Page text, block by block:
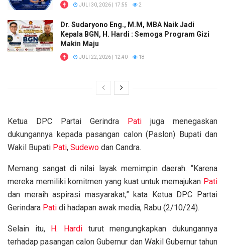
JULI 30, 2026 | 17:55 2
Dr. Sudaryono Eng., M.M, MBA Naik Jadi
Kepala BGN, H. Hardi : Semoga Program Gizi
Makin Maju
JULI 22, 2026 | 12:40 18
Ketua DPC Partai Gerindra Pati juga menegaskan
dukungannya kepada pasangan calon (Paslon) Bupati dan
Wakil Bupati Pati, Sudewo dan Candra.
Memang sangat di nilai layak memimpin daerah. “Karena
mereka memiliki komitmen yang kuat untuk memajukan Pati
dan meraih aspirasi masyarakat,” kata Ketua DPC Partai
Gerindara Pati di hadapan awak media, Rabu (2/10/24).
Selain itu, H. Hardi turut mengungkapkan dukungannya
terhadap pasangan calon Gubernur dan Wakil Gubernur tahun